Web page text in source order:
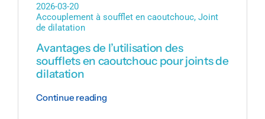
2026-03-20
Accouplement à soufflet en caoutchouc,Joint
de dilatation
Avantages de l’utilisation des
soufflets en caoutchouc pour joints de
dilatation
Continue reading